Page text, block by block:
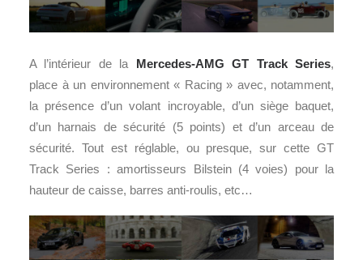
A l’intérieur de la Mercedes-AMG GT Track Series,
place à un environnement « Racing » avec, notamment,
la présence d’un volant incroyable, d’un siège baquet,
d’un harnais de sécurité (5 points) et d’un arceau de
sécurité. Tout est réglable, ou presque, sur cette GT
Track Series : amortisseurs Bilstein (4 voies) pour la
hauteur de caisse, barres anti-roulis, etc…